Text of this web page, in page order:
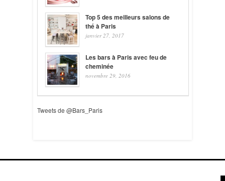
Top 5 des meilleurs salons de
thé à Paris
janvier 27, 2017
Les bars à Paris avec feu de
cheminée
novembre 29, 2016
Tweets de @Bars_Paris